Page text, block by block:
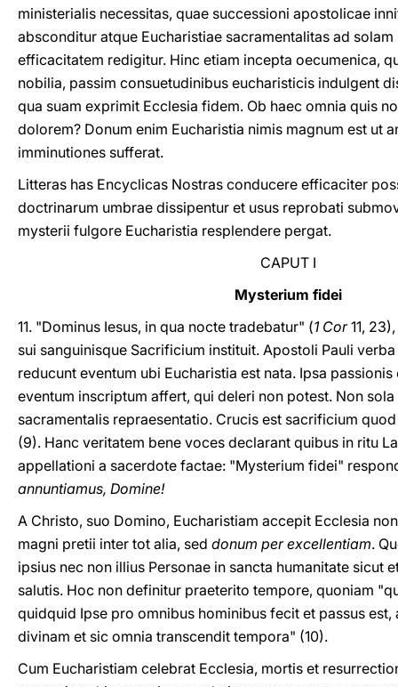
ministerialis necessitas, quae successioni apostolicae
absconditur atque Eucharistiae sacramentalitas ad
efficacitatem redigitur. Hinc etiam incepta oecumenica,
nobilia, passim consuetudinibus eucharisticis indulgent
qua suam exprimit Ecclesia fidem. Ob haec omnia quis
dolorem? Donum enim Eucharistia nimis magnum est ut
imminutiones sufferat.
Litteras has Encyclicas Nostras conducere efficaciter
doctrinarum umbrae dissipentur et usus reprobati
mysterii fulgore Eucharistia resplendere pergat.
CAPUT I
Mysterium fidei
11. "Dominus Iesus, in qua nocte tradebatur" (1 Cor11,
sui sanguinisque Sacrificium instituit. Apostoli Pauli
reducunt eventum ubi Eucharistia est nata. Ipsa
eventum inscriptum affert, qui deleri non potest. Non
sacramentalis repraesentatio. Crucis est sacrificium
(9). Hanc veritatem bene voces declarant quibus in ritu
appellationi a sacerdote factae: "Mysterium fidei"
annuntiamus, Domine!
A Christo, suo Domino, Eucharistiam accepit Ecclesia
magni pretii inter tot alia, sed donum per excellentiam.
ipsius nec non illius Personae in sancta humanitate sicut
salutis. Hoc non definitur praeterito tempore, quoniam
quidquid Ipse pro omnibus hominibus fecit et passus
divinam et sic omnia transcendit tempora" (10).
Cum Eucharistiam celebrat Ecclesia, mortis et